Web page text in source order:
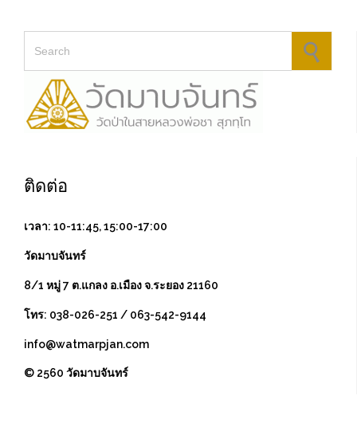
ติดต่อ
เวลา: 10-11:45, 15:00-17:00
วัดมาบจันทร์
8/1 หมู่ 7 ต.แกลง อ.เมือง จ.ระยอง 21160
โทร: 038-026-251 / 063-542-9144
info@watmarpjan.com
© 2560 วัดมาบจันทร์